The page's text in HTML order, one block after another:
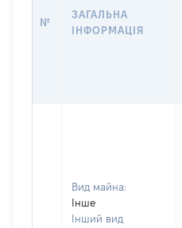
№
ЗАГАЛЬНА
ІНФОРМАЦІЯ
Вид майна:
Інше
Інший вид